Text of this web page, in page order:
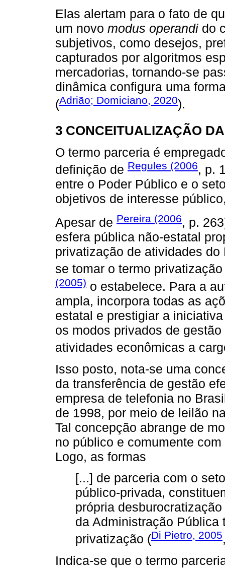
Elas alertam para o fato de
um novo modus operandi do
subjetivos, como desejos,
capturados por algoritmos
mercadorias, tornando-se
dinâmica configura uma
(Adrião; Domiciano, 2020).
3 CONCEITUALIZAÇÃO
O termo parceria é
definição de Regules (2006, p.
entre o Poder Público e o
objetivos de interesse
Apesar de Pereira (2006, p.
esfera pública não-estatal
privatização de atividades do
se tomar o termo
(2005) o estabelece. Para a
ampla, incorpora todas as
estatal e prestigiar a
os modos privados de
atividades econômicas a
Isso posto, nota-se uma
da transferência de gestão
empresa de telefonia no
de 1998, por meio de leilão
Tal concepção abrange de
no público e comumente
Logo, as formas
[...] de parceria com o
público-privada,
própria
da Administração
privatização (Di Pietro, 2005
Indica-se que o termo